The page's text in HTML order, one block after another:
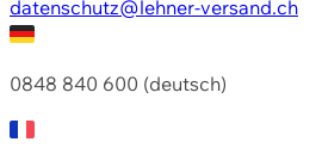
datenschutz@lehner-versand.ch
0848 840 600 (deutsch)